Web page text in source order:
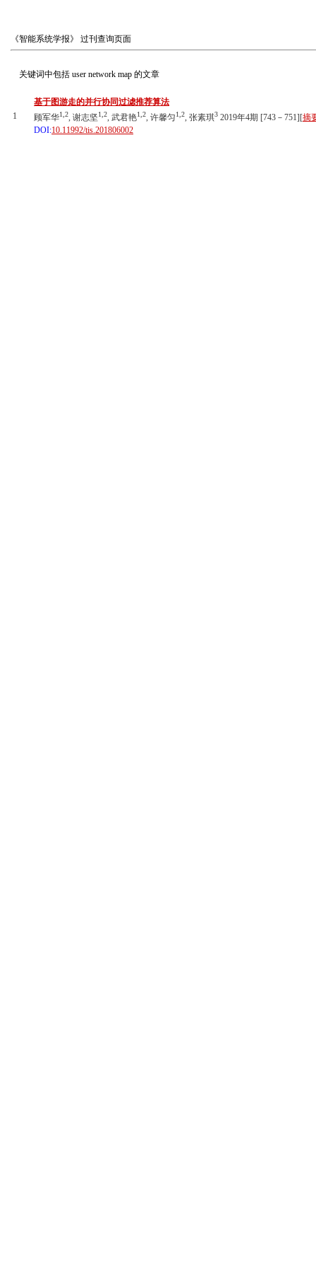
《智能系统学报》 过刊查询页面
关键词中包括 user network map 的文章
1
基于图游走的并行协同过滤推荐算法
顾军华1,2, 谢志坚1,2, 武君艳1,2, 许馨匀1,2, 张素琪3 2019年4期 [743－751][摘
DOI:10.11992/tis.201806002